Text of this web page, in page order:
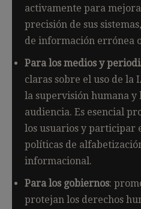
activamente para
precisión de sus
de información errónea
Para los medios y
claras sobre el uso de la
la supervisión humana
audiencia. Es esencial
los usuarios y participar
políticas de
informacional.
Para los gobiernos:
protejan los derechos